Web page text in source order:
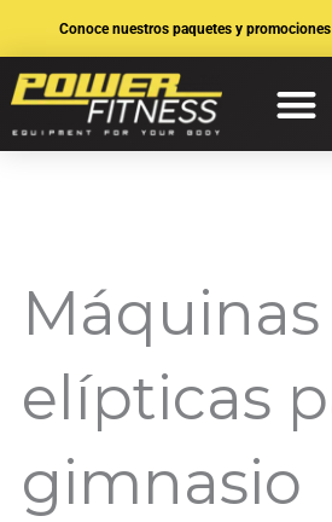
contenido
Conoce nuestros paquetes y promociones
Máquinas
elípticas
gimnasio